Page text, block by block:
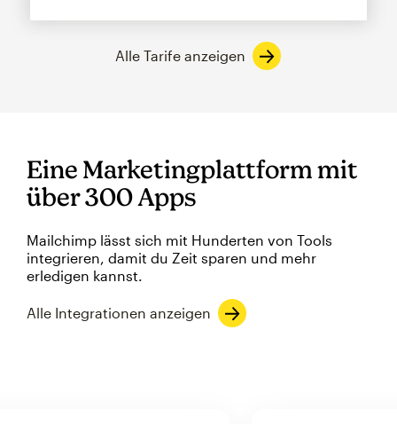
Alle Tarife anzeigen
Eine Marketingplattform mit
über 300 Apps
Mailchimp lässt sich mit Hunderten von Tools
integrieren, damit du Zeit sparen und mehr
erledigen kannst.
Alle Integrationen anzeigen